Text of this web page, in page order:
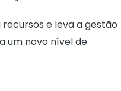
e leva a gestão
um novo nível de